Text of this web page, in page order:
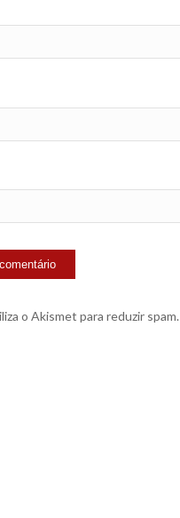
o Akismet para reduzir spam.